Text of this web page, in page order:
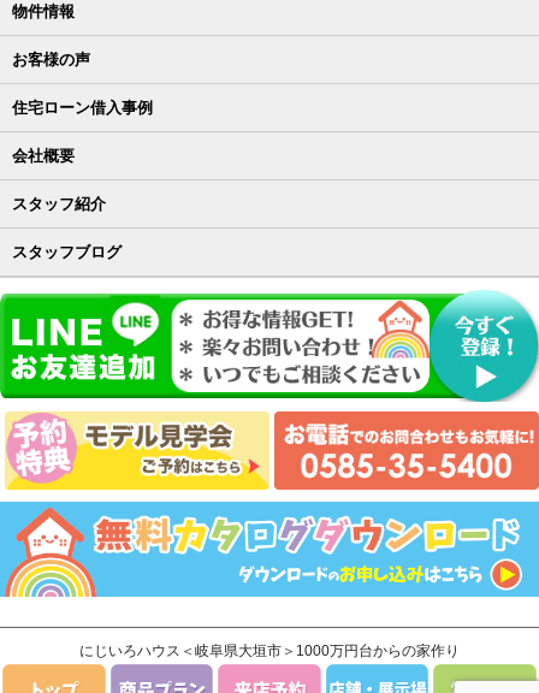
物件情報
お客様の声
住宅ローン借入事例
会社概要
スタッフ紹介
スタッフブログ
にじいろハウス＜岐阜県大垣市＞1000万円台からの家作り